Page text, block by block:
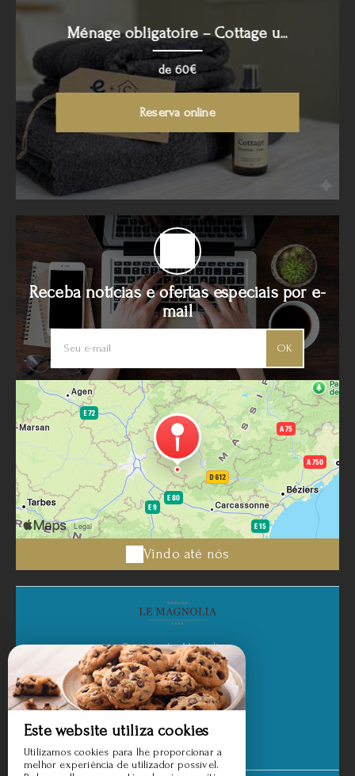
Este website utiliza cookies
Utilizamos cookies para lhe proporcionar a
melhor experiência de utilizador possível.
Ménage obligatoire – Cottage u...
de 60€
Reserva online
Receba notícias e ofertas especiais por e-
mail
OK
Vindo até nós
Domaine Le Magnolia
11 Chemin Du Soulié,
81470 AGUTS - FRANCE
Contato através de e-mail